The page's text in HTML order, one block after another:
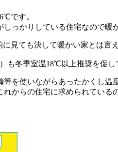
です。
っかりしている住宅なので
見ても決して暖かい家とは言
も冬季室温18℃以上推奨を促し
等を使いながらあったかくし
からの住宅に求められている